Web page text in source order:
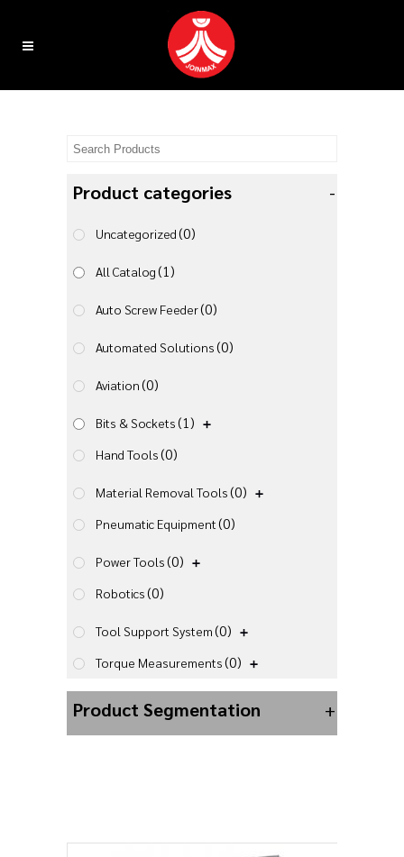
Product categories -
Uncategorized(0)
All Catalog(1)
Auto Screw Feeder(0)
Automated Solutions(0)
Aviation(0)
Bits & Sockets(1)
Hand Tools(0)
Material Removal Tools(0)
Pneumatic Equipment(0)
Power Tools(0)
Robotics(0)
Tool Support System(0)
Torque Measurements(0)
Product Segmentation +